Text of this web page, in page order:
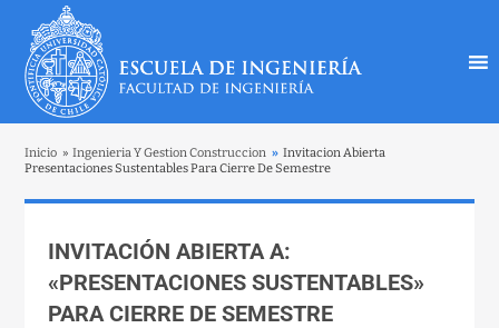
Inicio » Ingenieria Y Gestion Construccion » Invitacion Abierta
Presentaciones Sustentables Para Cierre De Semestre
INVITACIÓN ABIERTA A:
«PRESENTACIONES SUSTENTABLES»
PARA CIERRE DE SEMESTRE